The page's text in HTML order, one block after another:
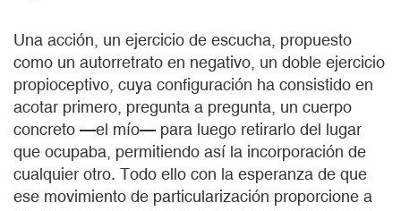
Una acción, un ejercicio de escucha, propuesto
como un autorretrato en negativo, un doble ejercicio
propioceptivo, cuya configuración ha consistido en
acotar primero, pregunta a pregunta, un cuerpo
concreto —el mío— para luego retirarlo del lugar
que ocupaba, permitiendo así la incorporación de
cualquier otro. Todo ello con la esperanza de que
ese movimiento de particularización proporcione a